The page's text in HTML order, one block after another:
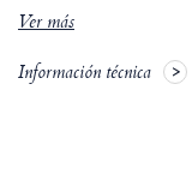
Ver más
Información técnica